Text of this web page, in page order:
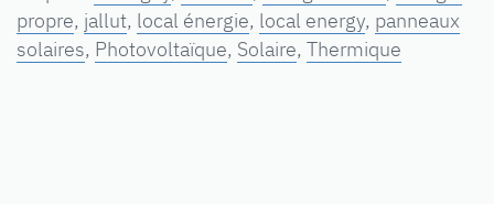
propre, jallut, local énergie, local energy, panneaux
solaires, Photovoltaïque, Solaire, Thermique